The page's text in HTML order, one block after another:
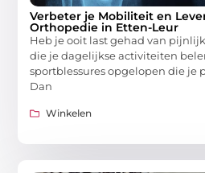
Verbeter je Mobiliteit en
Orthopedie in Etten-Leur
Heb je ooit last gehad van
die je dagelijkse activiteiten
sportblessures opgelopen die je
Dan
Winkelen